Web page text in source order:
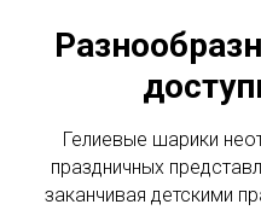
Гелиевые шарики
праздничных
заканчивая детскими